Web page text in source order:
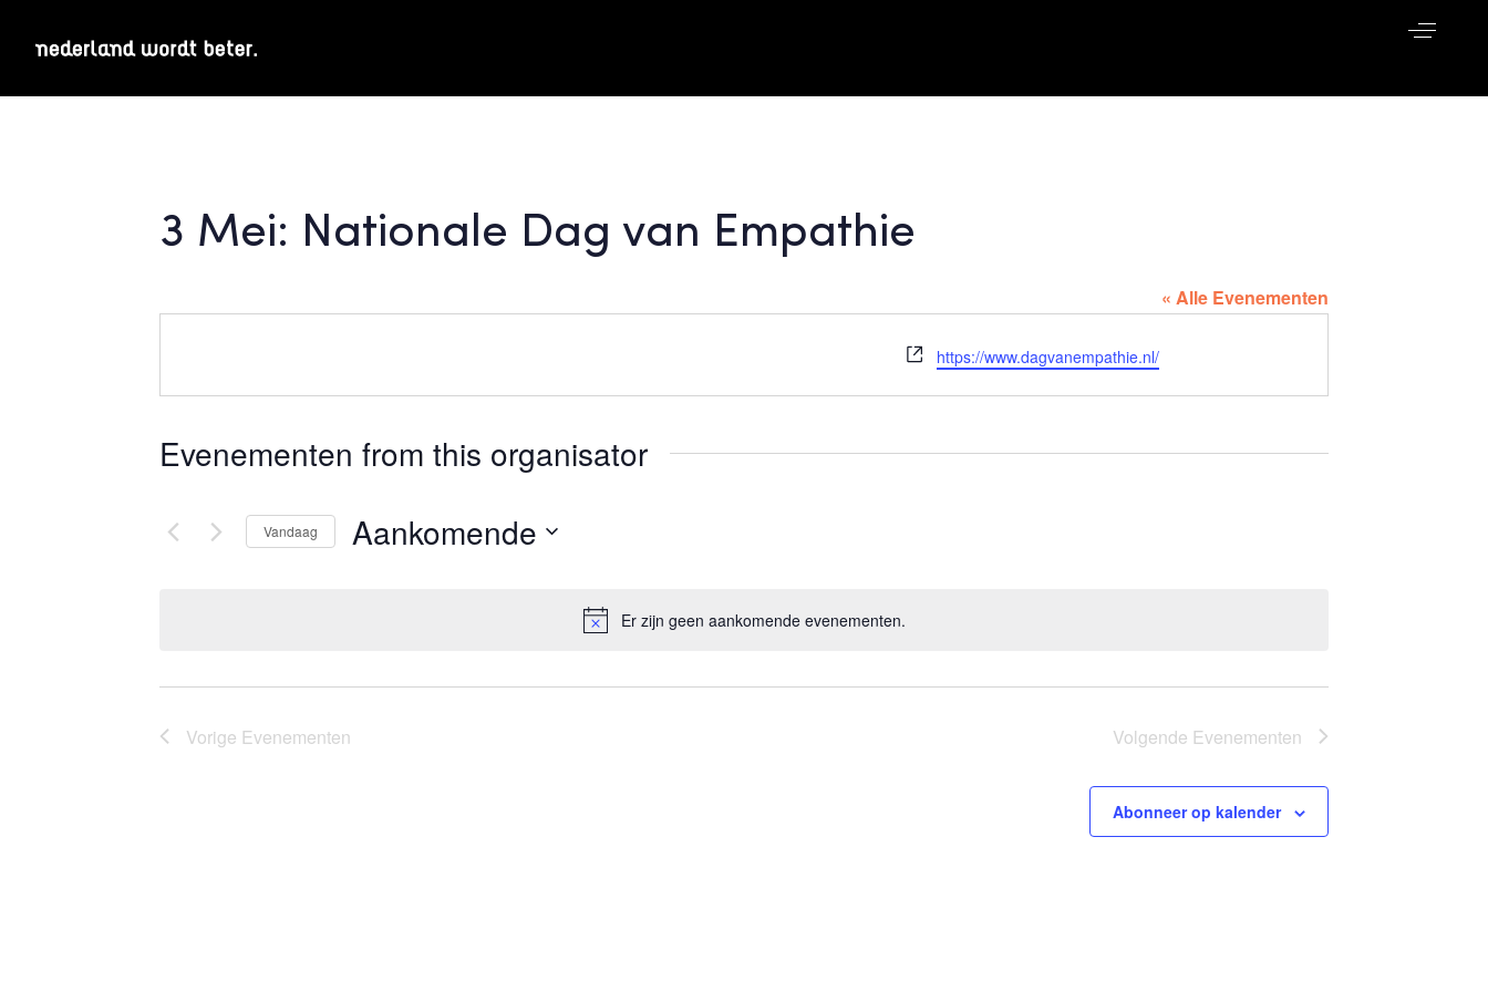
Bericht
Er zijn geen aankomende evenementen.
3 Mei: Nationale Dag van Empathie
« Alle Evenementen
Website
https://www.dagvanempathie.nl/
Evenementen from this organisator
Vandaag Aankomende
Vorige Evenementen Volgende Evenementen
Abonneer op kalender